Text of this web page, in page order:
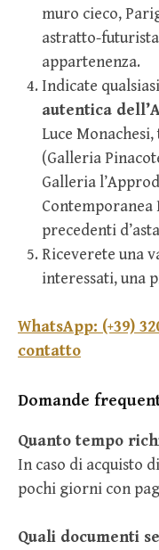
muro cieco,
astratto-
appartenenza.
Indicate
autentica
Luce
(Galleria
Galleria
Contemporanea
precedenti
Riceverete una
interessati, una
WhatsApp: (+39)
contatto
Domande
Quanto tempo
In caso di acquisto
pochi giorni con
Quali documenti